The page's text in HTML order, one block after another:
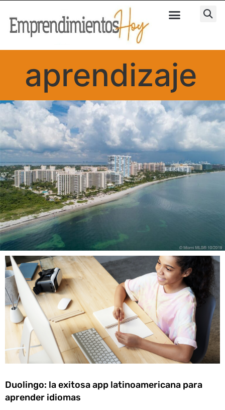
aprendizaje
Duolingo: la exitosa app latinoamericana para
aprender idiomas